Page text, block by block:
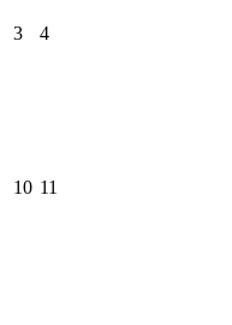
3 4
10 11